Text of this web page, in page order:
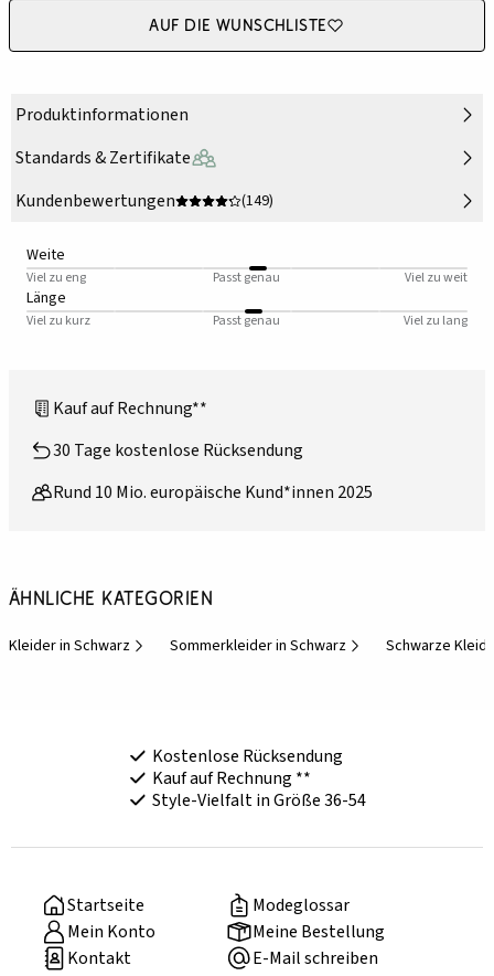
Auf die Wunschliste
Produktinformationen
Standards & Zertifikate
Kundenbewertungen
(149)
Weite
Viel zu eng Passt genau Viel zu weit
Länge
Viel zu kurz Passt genau Viel zu lang
Kauf auf Rechnung**
30 Tage kostenlose Rücksendung
Rund 10 Mio. europäische Kund*innen 2025
Ähnliche Kategorien
Kleider in Schwarz Sommerkleider in Schwarz Schwarze
Kostenlose Rücksendung
Kauf auf Rechnung **
Style-Vielfalt in Größe 36-54
Startseite
Modeglossar
Mein Konto
Meine Bestellung
Kontakt
E-Mail schreiben